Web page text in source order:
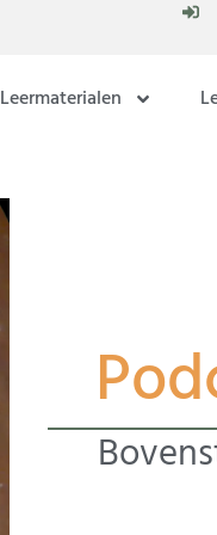
Leermaterialen